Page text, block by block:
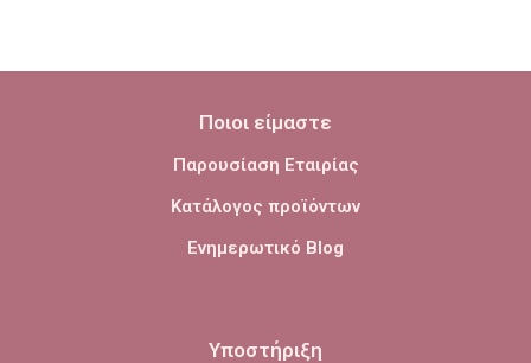
Ποιοι είμαστε
Παρουσίαση Εταιρίας
Κατάλογος προϊόντων
Ενημερωτικό Blog
Υποστήριξη